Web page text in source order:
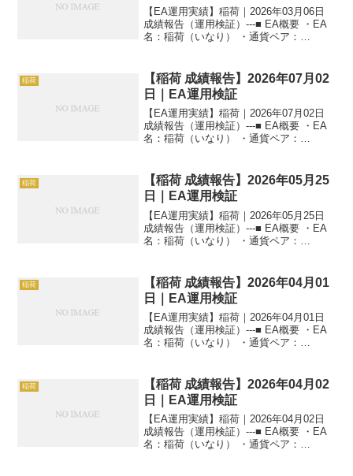
【EA運用実績】稲荷｜2026年03月06日
成績報告（運用検証）---■ EA概要 ・EA
名：稲荷（いなり） ・通貨ペア：
稼働 ---■ 本日の運用成績...
稲荷
【稲荷 成績報告】2026年07月02
日｜EA運用検証
【EA運用実績】稲荷｜2026年07月02日
成績報告（運用検証）---■ EA概要 ・EA
名：稲荷（いなり） ・通貨ペア：
稼働 ---■ 本日の運用成績...
稲荷
【稲荷 成績報告】2026年05月25
日｜EA運用検証
【EA運用実績】稲荷｜2026年05月25日
成績報告（運用検証）---■ EA概要 ・EA
名：稲荷（いなり） ・通貨ペア：
稼働 ---■ 本日の運用成績...
稲荷
【稲荷 成績報告】2026年04月01
日｜EA運用検証
【EA運用実績】稲荷｜2026年04月01日
成績報告（運用検証）---■ EA概要 ・EA
名：稲荷（いなり） ・通貨ペア：
稼働 ---■ 本日の運用成績...
稲荷
【稲荷 成績報告】2026年04月02
日｜EA運用検証
【EA運用実績】稲荷｜2026年04月02日
成績報告（運用検証）---■ EA概要 ・EA
名：稲荷（いなり） ・通貨ペア：